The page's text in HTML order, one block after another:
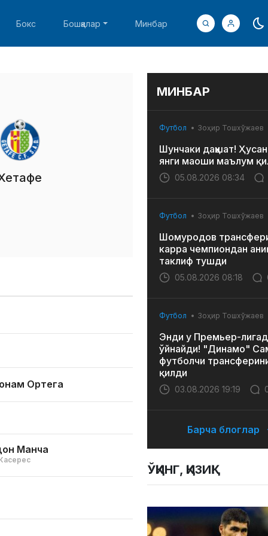
Бокс Бошқалар Минбар
Ортега
Манча
МИНБАР
Футбол Зоҳир Тошхўжаев
Шунчаки даҳшат!
янги маоши маълум
05.08.2026 08:34
Футбол Зоҳир Тошхўжаев
Шомуродов
карра чемпиондан
таклиф тушди
05.08.2026 08:18
Футбол Зоҳир Тошхўжаев
Энди у Премьер-
ўйнайди! "Динамо"
футболчи
қилди
03.08.2026 19:19
Барча блоглар
ЎҚИНГ, ҚИЗИҚ!